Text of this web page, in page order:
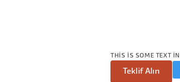
THIS IS SOME TEXT
Teklif Alın